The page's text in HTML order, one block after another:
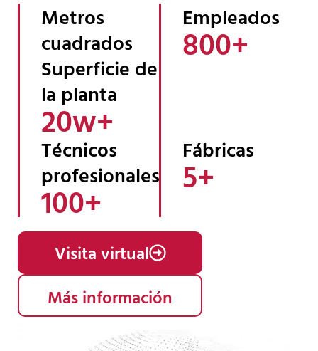
Metros
cuadrados
Superficie de
la planta
20w+
Empleados
800+
Técnicos
profesionales
100+
Fábricas
5+
Visita virtual
Más información